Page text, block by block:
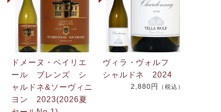
ドメーヌ・ペイリエ
ール ブレンズ シ
ャルドネ&ソーヴィニ
ヨン 2023(2026夏
ヴィラ・ヴォルフ
シャルドネ 2024
2,880円 （税込）